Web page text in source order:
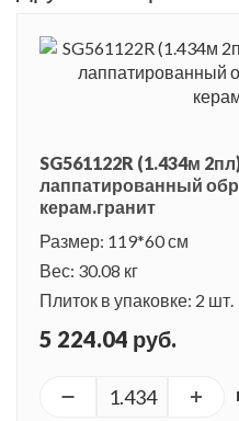
SG561122R (1.434м
лаппатированный
керам.гранит
Размер: 119*60 см
Вес: 30.08 кг
Плиток в упаковке: 2 шт.
5 224.04 руб.